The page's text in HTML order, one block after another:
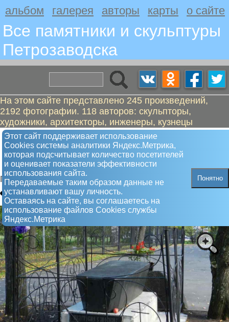
альбом галерея авторы карты о сайте
Все памятники и скульптуры
Петрозаводскa
На этом сайте представлено 245 произведений,
2192 фотографии. 118 авторов: скульпторы,
художники, архитекторы, инженеры, кузнецы
Этот сайт поддерживает использование
Сookies системы аналитики Яндекс.Метрика,
которая подсчитывает количество посетителей
и оценивает показатели эффективности
использования сайта.
Передаваемые таким образом данные не
устанавливают вашу личность.
Оставаясь на сайте, вы соглашаетесь на
использование файлов Сookies службы
Яндекс.Метрика
Понятно
Фаддей Петрозаводский, небесный
покровитель Петрозаводска -
надгробная плита
Памятный знак